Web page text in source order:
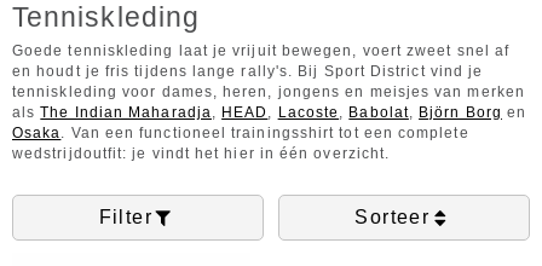
Tenniskleding
Goede tenniskleding laat je vrijuit bewegen, voert zweet snel af
en houdt je fris tijdens lange rally's. Bij Sport District vind je
tenniskleding voor dames, heren, jongens en meisjes van merken
alsThe Indian Maharadja, HEAD , Lacoste , Babolat, Björn Borg en
Osaka. Van een functioneel trainingsshirt tot een complete
wedstrijdoutfit: je vindt het hier in één overzicht.
Filter Sorteer